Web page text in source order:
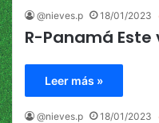
@nieves.p 18/01/2023
R-Panamá
Leer más »
@nieves.p 18/01/2023